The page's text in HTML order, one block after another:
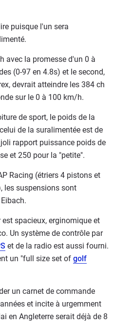
puisque l'un sera
avec la promesse d'un 0 à
(0-97 en 4.8s) et le second,
devrait atteindre les 384 ch
sur le 0 à 100 km/h.
de sport, le poids de la
de la suralimentée est de
rapport puissance poids de
et 250 pour la "petite".
Racing (étriers 4 pistons et
les suspensions sont
spacieux, erginomique et
Un système de contrôle par
et de la radio est aussi fourni.
un "full size set of golf
un carnet de commande
et incite à urgemment
en Angleterre serait déjà de 8